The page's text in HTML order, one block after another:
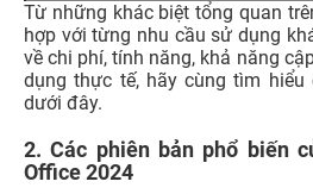
Từ những khác biệt tổng quan
hợp với từng nhu cầu sử dụng
về chi phí, tính năng, khả năng
dụng thực tế, hãy cùng tìm
dưới đây.
2. Các phiên bản phổ biến
Office 2024